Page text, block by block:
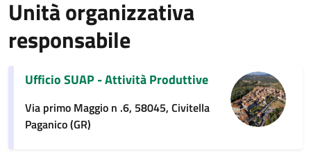
Unità organizzativa
responsabile
Ufficio SUAP - Attività Produttive
Via primo Maggio n .6, 58045, Civitella
Paganico (GR)